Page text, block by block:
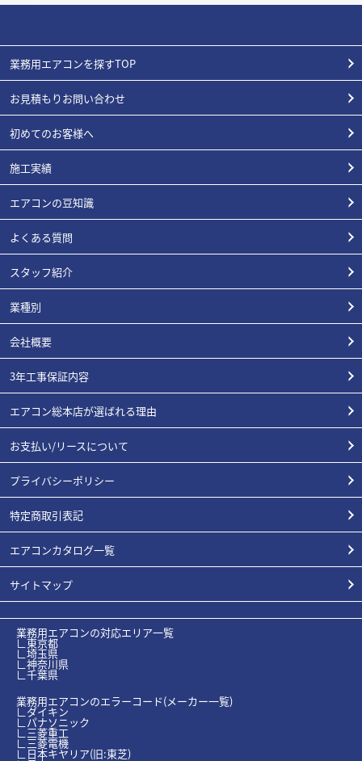
業務用エアコンを探すTOP
お見積もりお問い合わせ
初めてのお客様へ
施工実績
エアコンの豆知識
よくある質問
スタッフ紹介
業種別
会社概要
3年工事保証内容
エアコン総本店が選ばれる理由
お支払い/リースについて
プライバシーポリシー
特定商取引表記
エアコンカタログ一覧
サイトマップ
業務用エアコンの対応エリア一覧
∟東京都
∟埼玉県
∟神奈川県
∟千葉県
業務用エアコンのエラーコード(メーカー一覧)
∟ダイキン
∟パナソニック
∟三菱重工
∟三菱電機
∟日本キヤリア(旧:東芝)